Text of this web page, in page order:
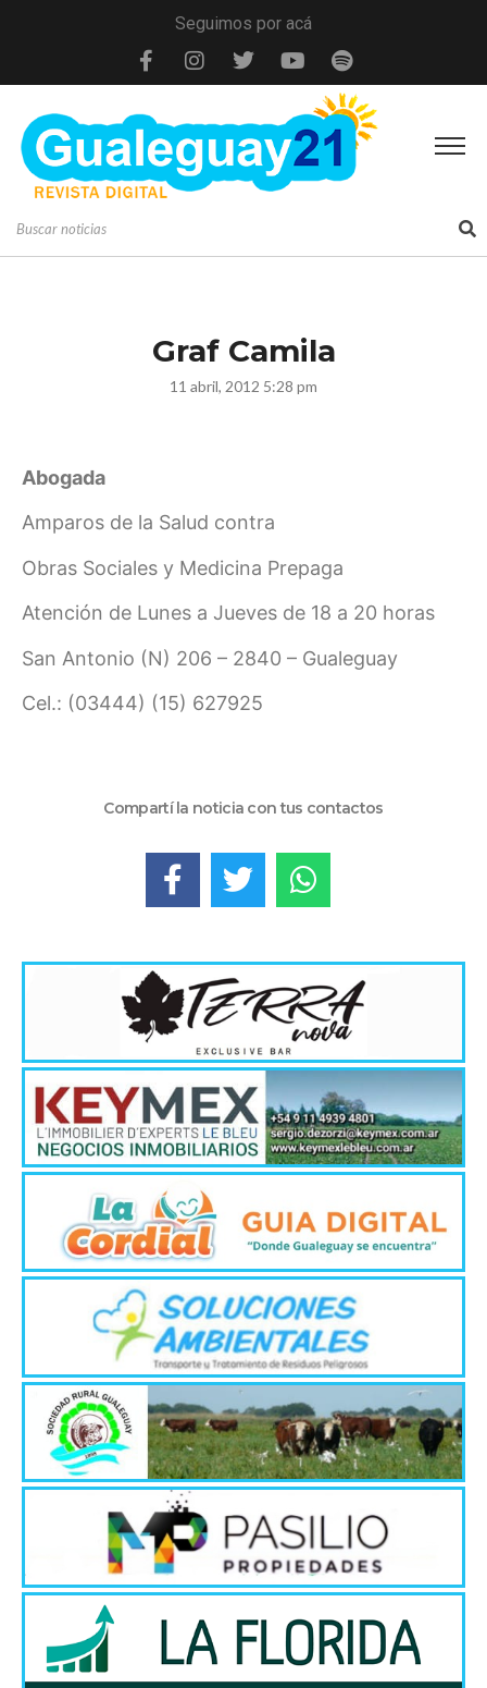
Seguimos por acá
Graf Camila
11 abril, 2012 5:28 pm
Abogada
Amparos de la Salud contra
Obras Sociales y Medicina Prepaga
Atención de Lunes a Jueves de 18 a 20 horas
San Antonio (N) 206 – 2840 – Gualeguay
Cel.: (03444) (15) 627925
Compartí la noticia con tus contactos